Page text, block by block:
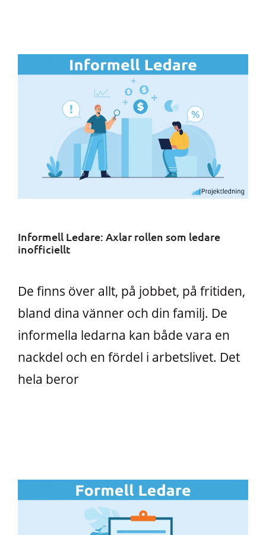
Informell Ledare: Axlar rollen som ledare
inofficiellt
De finns över allt, på jobbet, på fritiden,
bland dina vänner och din familj. De
informella ledarna kan både vara en
nackdel och en fördel i arbetslivet. Det
hela beror